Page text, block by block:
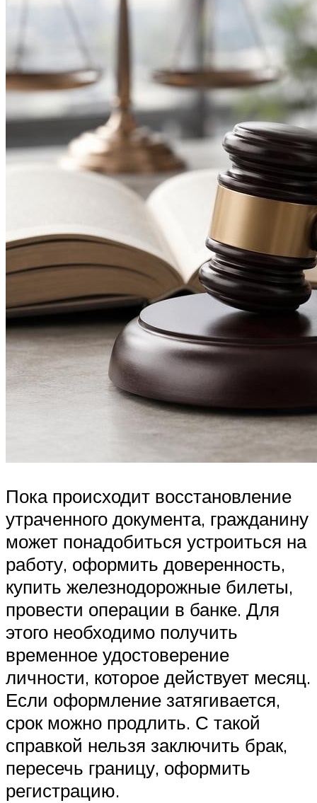
Пока происходит восстановление
утраченного документа, гражданину
может понадобиться устроиться на
работу, оформить доверенность,
купить железнодорожные билеты,
провести операции в банке. Для
этого необходимо получить
временное удостоверение
личности, которое действует месяц.
Если оформление затягивается,
срок можно продлить. С такой
справкой нельзя заключить брак,
пересечь границу, оформить
регистрацию.